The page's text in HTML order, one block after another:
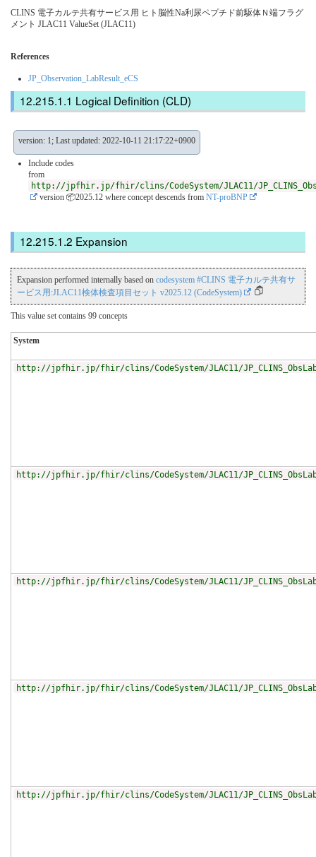
CLINS 電子カルテ共有サービス用 ヒト脳性Na利尿ペプチド前駆体Ｎ端フラグ
メント JLAC11 ValueSet (JLAC11)
References
JP_Observation_LabResult_eCS
Logical Definition (CLD)
version: 1; Last updated: 2022-10-11 21:17:22+0900
Include codes
from
http://jpfhir.jp/fhir/clins/CodeSystem/JLAC11/
version 📦2025.12 where concept descends from NT-proBNP
Expansion
Expansion performed internally based on codesystem #CLINS 電子カルテ共有サ
ービス用:JLAC11検体検査項目セット v2025.12 (CodeSystem)
This value set contains 99 concepts
System
http://jpfhir.jp/fhir/clins/CodeSystem/JLAC11/
http://jpfhir.jp/fhir/clins/CodeSystem/JLAC11/
http://jpfhir.jp/fhir/clins/CodeSystem/JLAC11/
http://jpfhir.jp/fhir/clins/CodeSystem/JLAC11/
http://jpfhir.jp/fhir/clins/CodeSystem/JLAC11/